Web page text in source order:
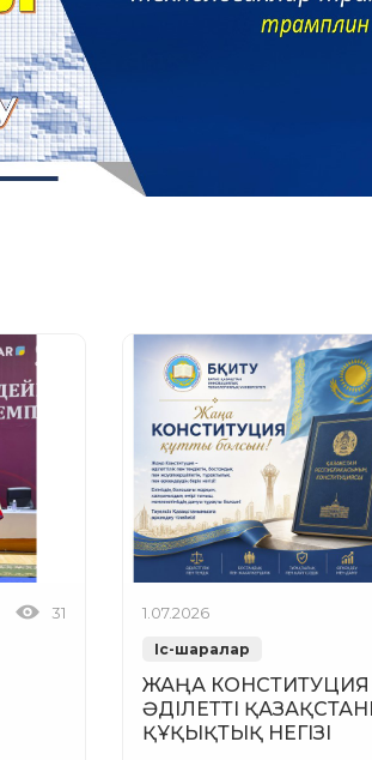
31 1.07.2026
Іс-шаралар
ЖАҢА КОНСТИТУЦИЯ
ӘДІЛЕТТІ
ҚҰҚЫҚТЫҚ НЕГІЗІ